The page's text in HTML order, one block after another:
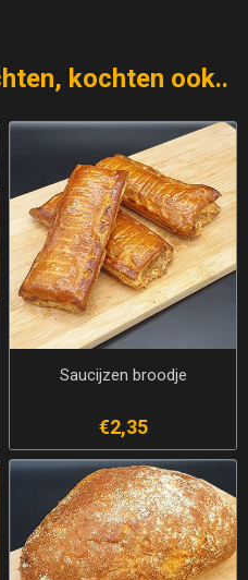
kochten ook..
Saucijzen broodje
€2,35